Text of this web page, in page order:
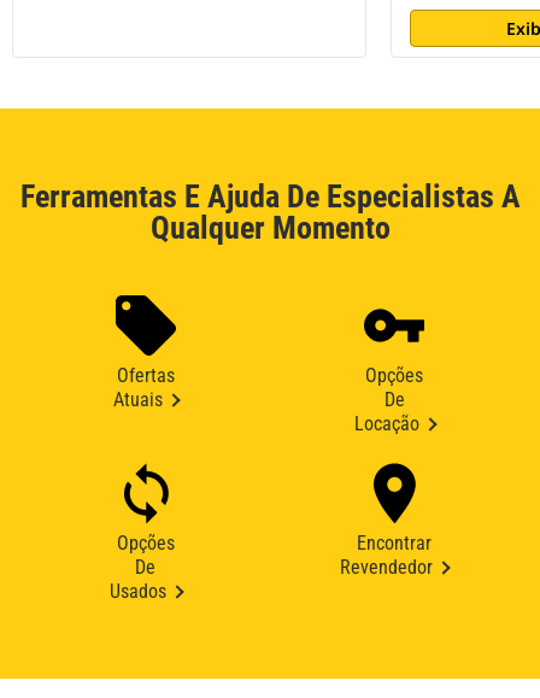
Ferramentas E Ajuda De Especialistas A
Qualquer Momento
Ofertas
Atuais
Opções
De
Locação
Opções
De
Usados
Encontrar
Revendedor